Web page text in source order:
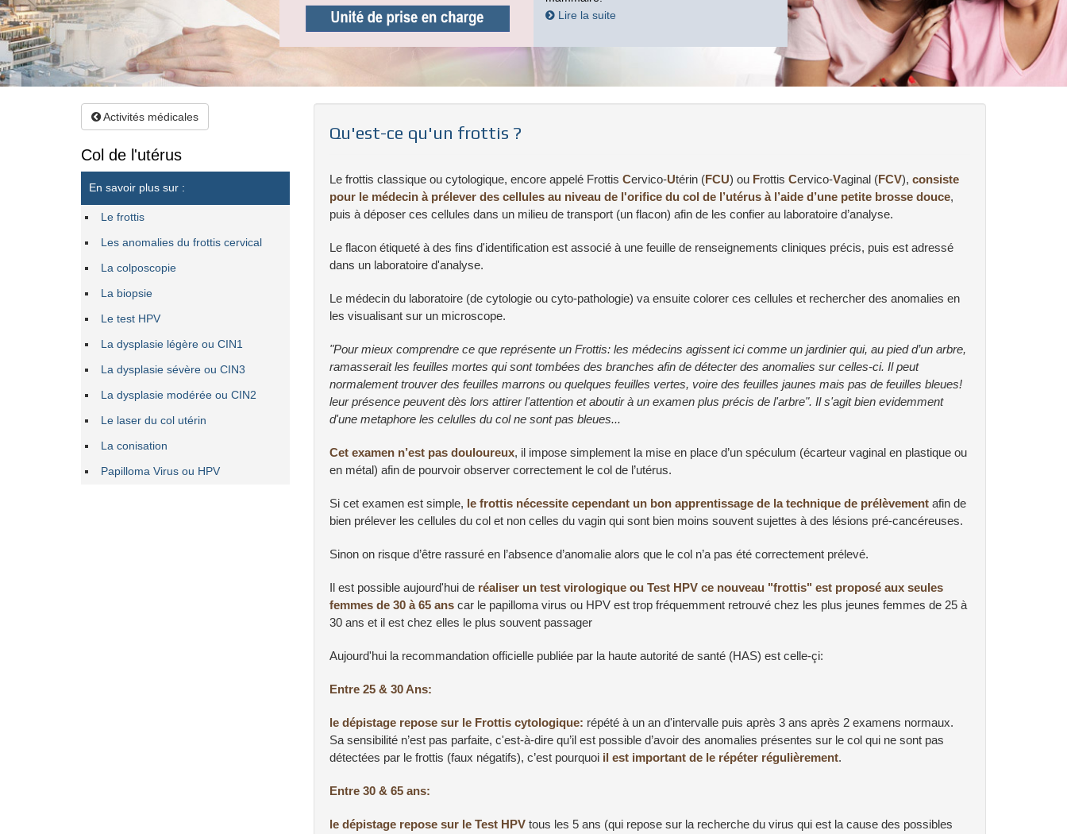
Lire la suite
Activités médicales
Col de l'utérus
En savoir plus sur :
Le frottis
Les anomalies du frottis cervical
La colposcopie
La biopsie
Le test HPV
La dysplasie légère ou CIN1
La dysplasie sévère ou CIN3
La dysplasie modérée ou CIN2
Le laser du col utérin
La conisation
Papilloma Virus ou HPV
Qu'est-ce qu'un frottis ?
Le frottis classique ou cytologique, encore appelé Frottis Cervico-Utérin (FCU) ou Frottis Cervico-Vaginal (FCV), consiste
pour le médecin à prélever des cellules au niveau de l'orifice du col de l’utérus à l’aide d’une petite brosse douce,
puis à déposer ces cellules dans un milieu de transport (un flacon) afin de les confier au laboratoire d’analyse.
Le flacon étiqueté à des fins d'identification est associé à une feuille de renseignements cliniques précis, puis est adressé
dans un laboratoire d'analyse.
Le médecin du laboratoire (de cytologie ou cyto-pathologie) va ensuite colorer ces cellules et rechercher des anomalies en
les visualisant sur un microscope.
"Pour mieux comprendre ce que représente un Frottis: les médecins agissent ici comme un jardinier qui, au pied d’un arbre,
ramasserait les feuilles mortes qui sont tombées des branches afin de détecter des anomalies sur celles-ci. Il peut
normalement trouver des feuilles marrons ou quelques feuilles vertes, voire des feuilles jaunes mais pas de feuilles bleues!
leur présence peuvent dès lors attirer l'attention et aboutir à un examen plus précis de l'arbre". Il s'agit bien evidemment
d'une metaphore les celulles du col ne sont pas bleues...
Cet examen n’est pas douloureux, il impose simplement la mise en place d’un spéculum (écarteur vaginal en plastique ou
en métal) afin de pourvoir observer correctement le col de l’utérus.
Si cet examen est simple, le frottis nécessite cependant un bon apprentissage de la technique de prélèvement afin de
bien prélever les cellules du col et non celles du vagin qui sont bien moins souvent sujettes à des lésions pré-cancéreuses.
Sinon on risque d’être rassuré en l’absence d’anomalie alors que le col n’a pas été correctement prélevé.
Il est possible aujourd'hui de réaliser un test virologique ou Test HPV ce nouveau "frottis" est proposé aux seules
femmes de 30 à 65 anscar le papilloma virus ou HPV est trop fréquemment retrouvé chez les plus jeunes femmes de 25 à
30 ans et il est chez elles le plus souvent passager
Aujourd'hui la recommandation officielle publiée par la haute autorité de santé (HAS) est celle-çi:
Entre 25 & 30 Ans:
le dépistage repose sur le Frottis cytologique: répété à un an d'intervalle puis après 3 ans après 2 examens normaux.
Sa sensibilité n’est pas parfaite, c'est-à-dire qu’il est possible d’avoir des anomalies présentes sur le col qui ne sont pas
détectées par le frottis (faux négatifs), c’est pourquoi il est important de le répéter régulièrement.
Entre 30 & 65 ans:
le dépistage repose sur le Test HPV tous les 5 ans (qui repose sur la recherche du virus qui est la cause des possibles